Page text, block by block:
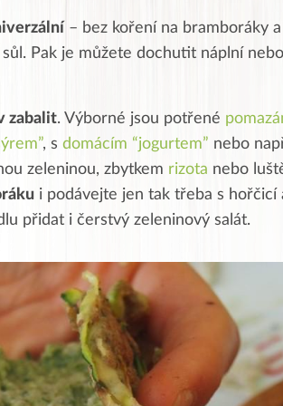
– bez koření na bramboráky
Pak je můžete dochutit náplní nebo
zabalit. Výborné jsou potřené
, s domácím “jogurtem” nebo
zeleninou, zbytkem rizota nebo
i podávejte jen tak třeba s hořčicí
přidat i čerstvý zeleninový salát.